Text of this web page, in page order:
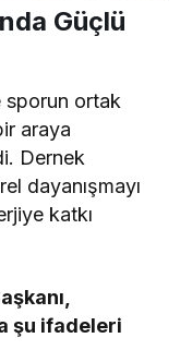
Güçlü
sporun ortak
araya
Dernek
dayanışmayı
katkı
şu ifadeleri